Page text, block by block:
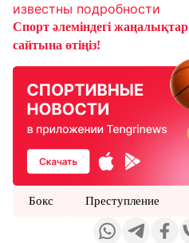
известны подробности
Спорт әлеміндегі жаңалықтар
сайтына өтіңіз!
Бокс Преступление